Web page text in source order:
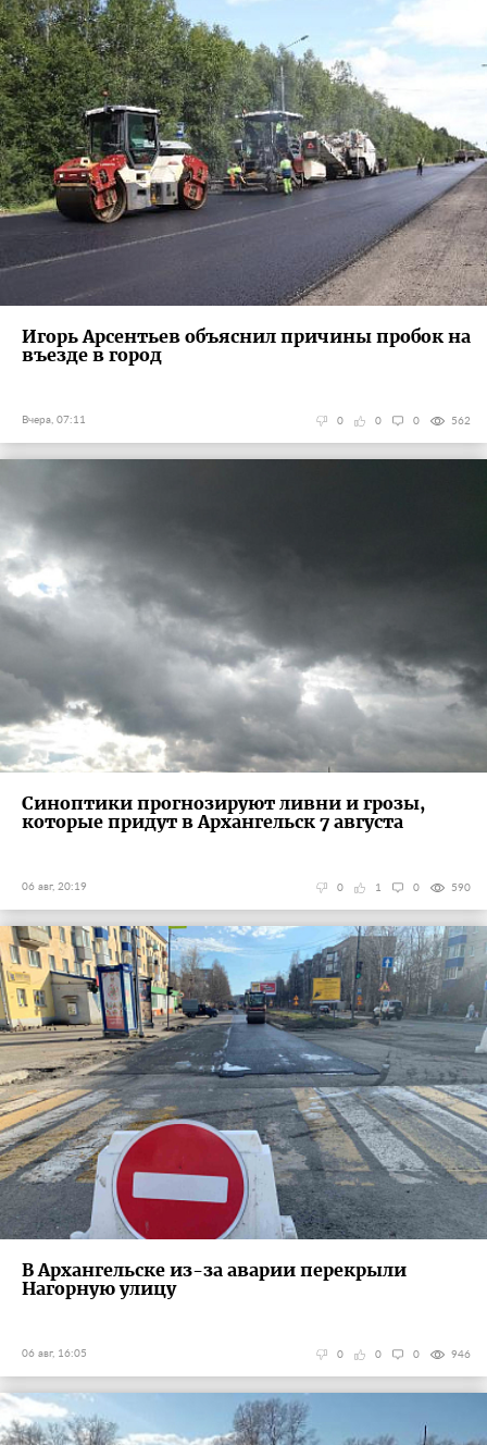
Игорь Арсентьев объяснил причины пробок на
въезде в город
Вчера, 07:11 562
0
0
0
Синоптики прогнозируют ливни и грозы,
которые придут в Архангельск 7 августа
06 авг, 20:19 590
0
1
0
В Архангельске из-за аварии перекрыли
Нагорную улицу
06 авг, 16:05 946
0
0
0